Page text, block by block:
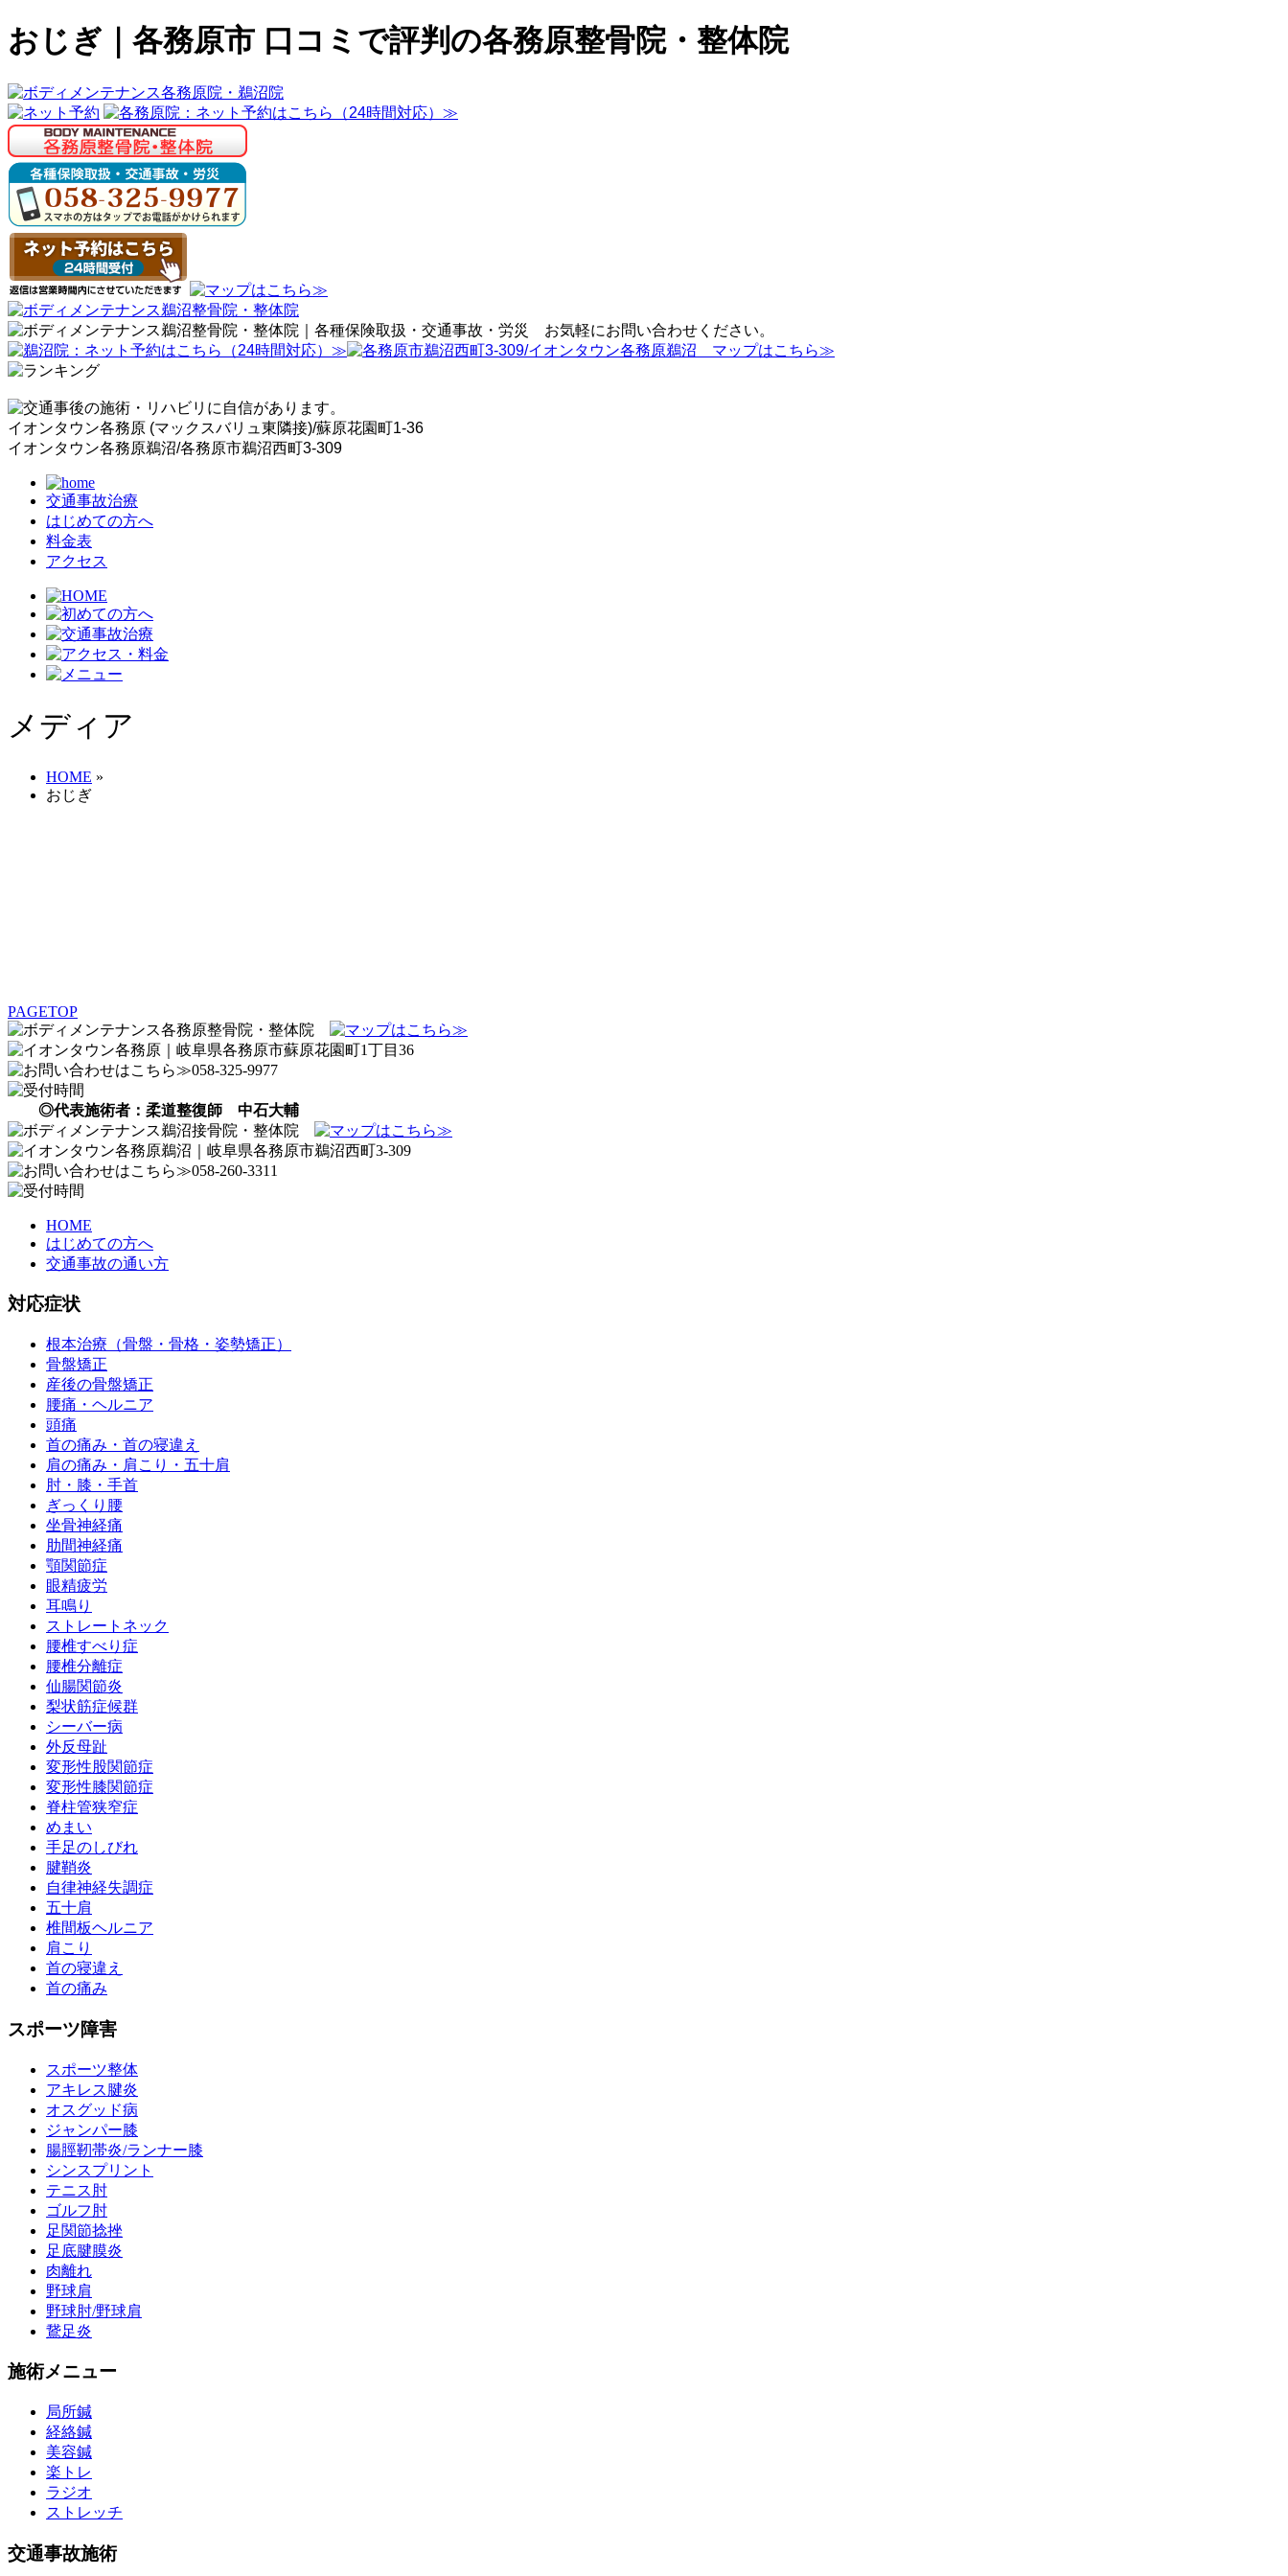
おじぎ｜各務原市 口コミで評判の各務原整骨院・整体院
イオンタウン各務原 (マックスバリュ東隣接)/蘇原花園町1-36
イオンタウン各務原鵜沼/各務原市鵜沼西町3-309
交通事故治療
はじめての方へ
料金表
アクセス
メディア
HOME »
おじぎ
PAGETOP
◎代表施術者：柔道整復師 中石大輔
HOME
はじめての方へ
交通事故の通い方
対応症状
根本治療（骨盤・骨格・姿勢矯正）
骨盤矯正
産後の骨盤矯正
腰痛・ヘルニア
頭痛
首の痛み・首の寝違え
肩の痛み・肩こり・五十肩
肘・膝・手首
ぎっくり腰
坐骨神経痛
肋間神経痛
顎関節症
眼精疲労
耳鳴り
ストレートネック
腰椎すべり症
腰椎分離症
仙腸関節炎
梨状筋症候群
シーバー病
外反母趾
変形性股関節症
変形性膝関節症
脊柱管狭窄症
めまい
手足のしびれ
腱鞘炎
自律神経失調症
五十肩
椎間板ヘルニア
肩こり
首の寝違え
首の痛み
スポーツ障害
スポーツ整体
アキレス腱炎
オスグッド病
ジャンパー膝
腸脛靭帯炎/ランナー膝
シンスプリント
テニス肘
ゴルフ肘
足関節捻挫
足底腱膜炎
肉離れ
野球肩
野球肘/野球肩
鵞足炎
施術メニュー
局所鍼
経絡鍼
美容鍼
楽トレ
ラジオ
ストレッチ
交通事故施術